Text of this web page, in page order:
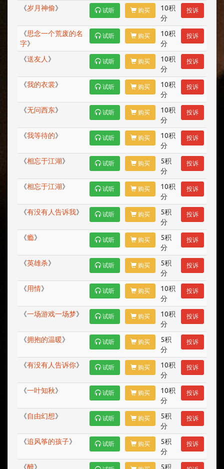
《岁月神偷》 试听 购买
10积
分
投诉
《思念一个荒废的名
字》
试听 购买
10积
分
投诉
《送友人 》 试听 购买
10积
分
投诉
《我的衣裳》 试听 购买
10积
分
投诉
《无问西东》 试听 购买
10积
分
投诉
《我等待的》 试听 购买
10积
分
投诉
《相忘于江湖》 试听 购买
5积
分
投诉
《相忘于江湖》 试听 购买
10积
分
投诉
《有没有人告诉我》 试听 购买
5积
分
投诉
《瘾》 试听 购买
5积
分
投诉
《英雄杀》 试听 购买
5积
分
投诉
《用情》 试听 购买
10积
分
投诉
《一场游戏一场梦》 试听 购买
10积
分
投诉
《拥抱的温暖》 试听 购买
5积
分
投诉
《有没有人告诉你》 试听 购买
10积
分
投诉
《一叶知秋》 试听 购买
10积
分
投诉
《自由幻想》 试听 购买
5积
分
投诉
《追风筝的孩子》 试听 购买
5积
分
投诉
《醉》 5积